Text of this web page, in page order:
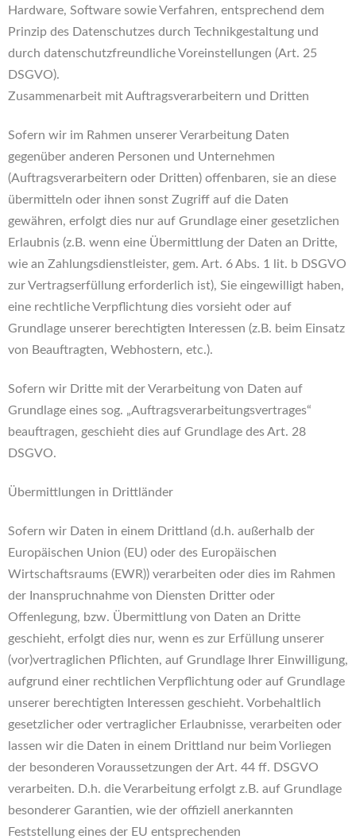
Hardware, Software sowie Verfahren, entsprechend dem
Prinzip des Datenschutzes durch Technikgestaltung und
durch datenschutzfreundliche Voreinstellungen (Art. 25
DSGVO).
Zusammenarbeit mit Auftragsverarbeitern und Dritten
Sofern wir im Rahmen unserer Verarbeitung Daten
gegenüber anderen Personen und Unternehmen
(Auftragsverarbeitern oder Dritten) offenbaren, sie an diese
übermitteln oder ihnen sonst Zugriff auf die Daten
gewähren, erfolgt dies nur auf Grundlage einer gesetzlichen
Erlaubnis (z.B. wenn eine Übermittlung der Daten an Dritte,
wie an Zahlungsdienstleister, gem. Art. 6 Abs. 1 lit. b DSGVO
zur Vertragserfüllung erforderlich ist), Sie eingewilligt haben,
eine rechtliche Verpflichtung dies vorsieht oder auf
Grundlage unserer berechtigten Interessen (z.B. beim Einsatz
von Beauftragten, Webhostern, etc.).
Sofern wir Dritte mit der Verarbeitung von Daten auf
Grundlage eines sog. „Auftragsverarbeitungsvertrages“
beauftragen, geschieht dies auf Grundlage des Art. 28
DSGVO.
Übermittlungen in Drittländer
Sofern wir Daten in einem Drittland (d.h. außerhalb der
Europäischen Union (EU) oder des Europäischen
Wirtschaftsraums (EWR)) verarbeiten oder dies im Rahmen
der Inanspruchnahme von Diensten Dritter oder
Offenlegung, bzw. Übermittlung von Daten an Dritte
geschieht, erfolgt dies nur, wenn es zur Erfüllung unserer
(vor)vertraglichen Pflichten, auf Grundlage Ihrer Einwilligung,
aufgrund einer rechtlichen Verpflichtung oder auf Grundlage
unserer berechtigten Interessen geschieht. Vorbehaltlich
gesetzlicher oder vertraglicher Erlaubnisse, verarbeiten oder
lassen wir die Daten in einem Drittland nur beim Vorliegen
der besonderen Voraussetzungen der Art. 44 ff. DSGVO
verarbeiten. D.h. die Verarbeitung erfolgt z.B. auf Grundlage
besonderer Garantien, wie der offiziell anerkannten
Feststellung eines der EU entsprechenden